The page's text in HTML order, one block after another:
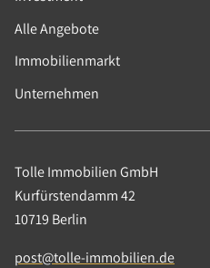
Alle Angebote
Immobilienmarkt
Unternehmen
Tolle Immobilien GmbH
Kurfürstendamm 42
10719 Berlin
post@tolle-immobilien.de